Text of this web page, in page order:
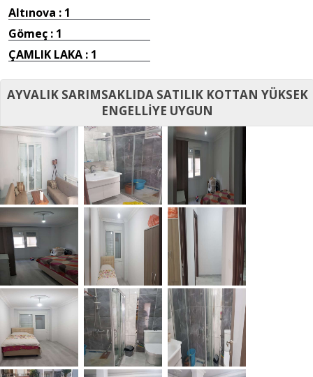
Altınova : 1
Gömeç : 1
ÇAMLIK LAKA : 1
AYVALIK SARIMSAKLIDA SATILIK KOTTAN YÜKSEK
ENGELLİYE UYGUN